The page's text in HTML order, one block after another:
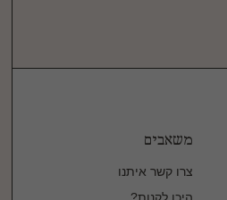
משאבים
צרו קשר איתנו